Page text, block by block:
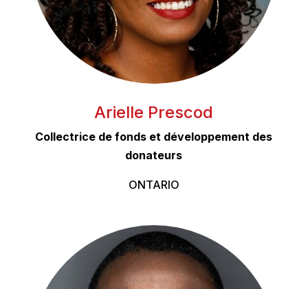
Arielle Prescod
Collectrice de fonds et développement des
donateurs
ONTARIO